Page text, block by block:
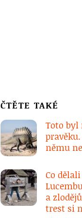
ČTĚTE TAKÉ
Toto byl
němu
Co
a
trest si